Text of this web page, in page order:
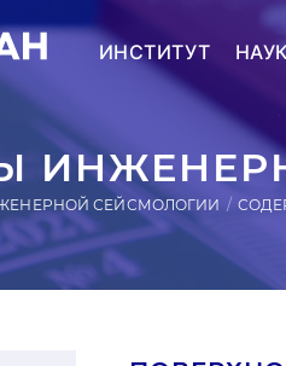
ИНСТИТУТ
СЕЙСМОЛОГИИ